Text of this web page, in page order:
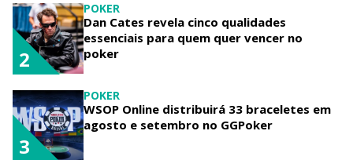
POKER
Dan Cates revela cinco qualidades
essenciais para quem quer vencer no
poker
2
POKER
WSOP Online distribuirá 33 braceletes em
agosto e setembro no GGPoker
3